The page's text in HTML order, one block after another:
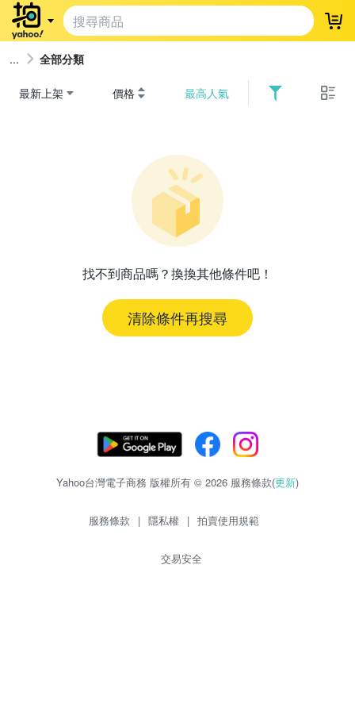
登
全部分類
最新上架 價格 最高人氣
找不到商品嗎？換換其他條件吧！
清除條件再搜尋
Yahoo台灣電子商務 版權所有 © 2026 服務條款(更新)
服務條款 | 隱私權 | 拍賣使用規範
交易安全